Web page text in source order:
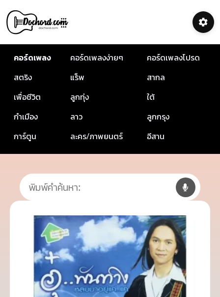
คอร์ดเพลง คอร์ดเพลงง่ายๆ
คอร์ดเพลงโปรด
สตริง
แร็พ
สากล
เพื่อชีวิต
ลูกทุ่ง
ใต้
กำเมือง
ลาว
ลูกกรุง
การ์ตูน
ละคร/ภาพยนตร์ อีสาน